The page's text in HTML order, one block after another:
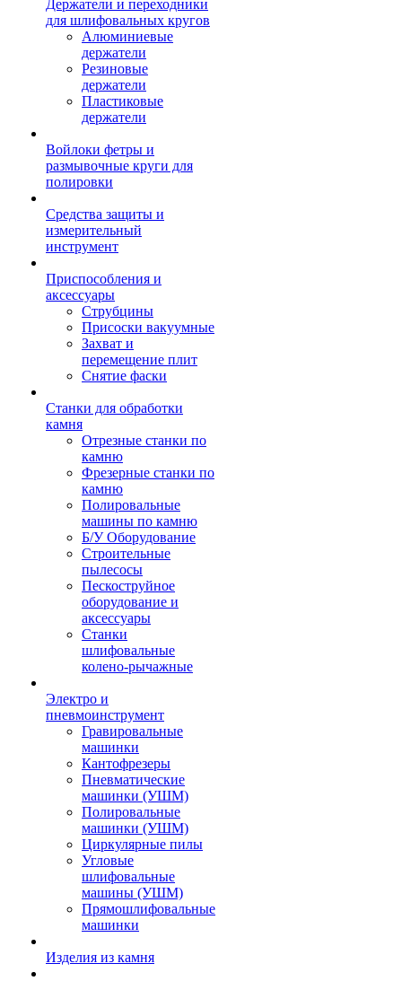
Держатели и переходники
для шлифовальных кругов
Алюминиевые
держатели
Резиновые
держатели
Пластиковые
держатели
Войлоки фетры и
размывочные круги для
полировки
Средства защиты и
измерительный
инструмент
Приспособления и
аксессуары
Струбцины
Присоски вакуумные
Захват и
перемещение плит
Снятие фаски
Станки для обработки
камня
Отрезные станки по
камню
Фрезерные станки по
камню
Полировальные
машины по камню
Б/У Оборудование
Строительные
пылесосы
Пескоструйное
оборудование и
аксессуары
Станки
шлифовальные
колено-рычажные
Электро и
пневмоинструмент
Гравировальные
машинки
Кантофрезеры
Пневматические
машинки (УШМ)
Полировальные
машинки (УШМ)
Циркулярные пилы
Угловые
шлифовальные
машины (УШМ)
Прямошлифовальные
машинки
Изделия из камня